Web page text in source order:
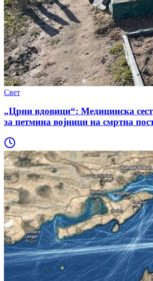
Свет
„Црни вдовици“: Медицинска
за петмина војници на смртна